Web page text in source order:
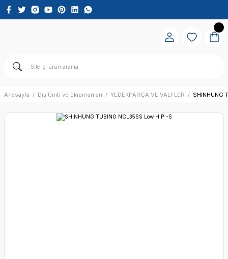
Anasayfa Diş Üniti ve Ekipmanları YEDEKPARÇA VE VALFLER SHINHUNG